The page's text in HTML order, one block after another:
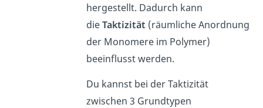
hergestellt. Dadurch kann
dieTaktizität (räumliche Anordnung
der Monomere im Polymer)
beeinflusst werden.
Du kannst bei der Taktizität
zwischen 3 Grundtypen